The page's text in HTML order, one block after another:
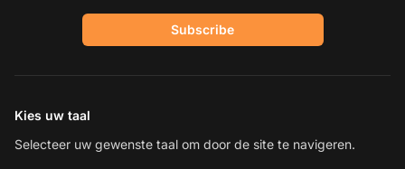
Subscribe
Kies uw taal
Selecteer uw gewenste taal om door de site te navigeren.